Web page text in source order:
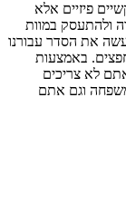
פיזיים אלא
ולהתעסק במוות
את הסדר עבורנו
באמצעות
לא צריכים
וגם אתם